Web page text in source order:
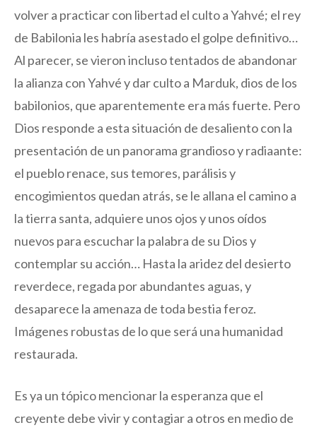
volver a practicar con libertad el culto a Yahvé; el rey
de Babilonia les habría asestado el golpe definitivo…
Al parecer, se vieron incluso tentados de abandonar
la alianza con Yahvé y dar culto a Marduk, dios de los
babilonios, que aparentemente era más fuerte. Pero
Dios responde a esta situación de desaliento con la
presentación de un panorama grandioso y radiaante:
el pueblo renace, sus temores, parálisis y
encogimientos quedan atrás, se le allana el camino a
la tierra santa, adquiere unos ojos y unos oídos
nuevos para escuchar la palabra de su Dios y
contemplar su acción… Hasta la aridez del desierto
reverdece, regada por abundantes aguas, y
desaparece la amenaza de toda bestia feroz.
Imágenes robustas de lo que será una humanidad
restaurada.
Es ya un tópico mencionar la esperanza que el
creyente debe vivir y contagiar a otros en medio de